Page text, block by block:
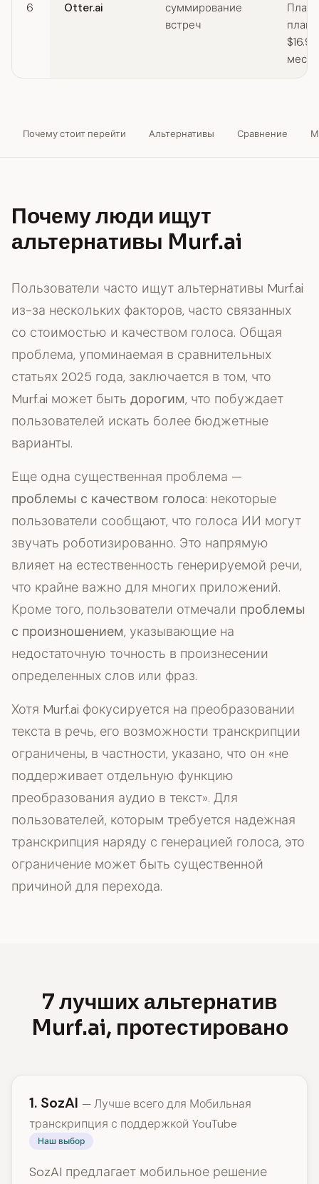
6 Otter.ai
суммирование
встреч
месяц
Почему стоит перейти Альтернативы Сравнение
Почему люди ищут
альтернативы Murf.ai
Пользователи часто ищут альтернативы Murf.ai
из-за нескольких факторов, часто связанных
со стоимостью и качеством голоса. Общая
проблема, упоминаемая в сравнительных
статьях 2025 года, заключается в том, что
Murf.ai может быть дорогим, что побуждает
пользователей искать более бюджетные
варианты.
Еще одна существенная проблема —
проблемы с качеством голоса: некоторые
пользователи сообщают, что голоса ИИ могут
звучать роботизированно. Это напрямую
влияет на естественность генерируемой речи,
что крайне важно для многих приложений.
Кроме того, пользователи отмечали проблемы
с произношением, указывающие на
недостаточную точность в произнесении
определенных слов или фраз.
Хотя Murf.ai фокусируется на преобразовании
текста в речь, его возможности транскрипции
ограничены, в частности, указано, что он «не
поддерживает отдельную функцию
преобразования аудио в текст». Для
пользователей, которым требуется надежная
транскрипция наряду с генерацией голоса, это
ограничение может быть существенной
причиной для перехода.
7 лучших альтернатив
Murf.ai, протестировано
1. SozAI — Лучше всего для Мобильная
транскрипция с поддержкой YouTube
Наш выбор
SozAI предлагает мобильное решение